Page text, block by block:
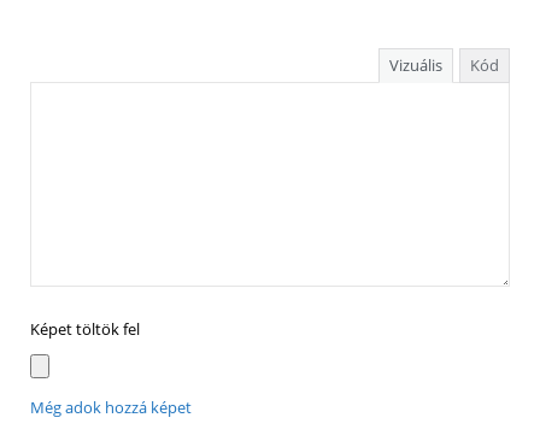
Vizuális Kód
Képet töltök fel
Még adok hozzá képet